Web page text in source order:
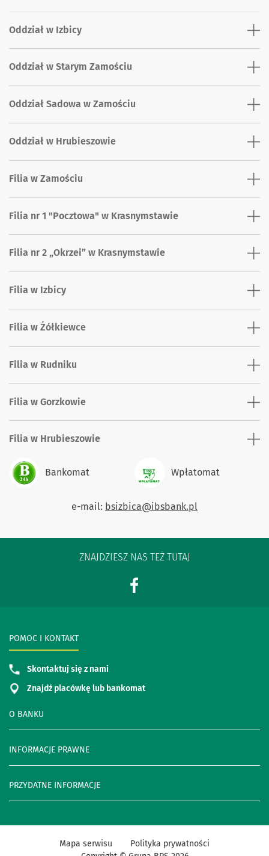
Oddział w Izbicy
Oddział w Starym Zamościu
Oddział Sadowa w Zamościu
Oddział w Hrubieszowie
Filia w Zamościu
Filia nr 1 "Pocztowa" w Krasnymstawie
Filia nr 2 „Okrzei” w Krasnymstawie
Filia w Izbicy
Filia w Żółkiewce
Filia w Rudniku
Filia w Gorzkowie
Filia w Hrubieszowie
Bankomat Wpłatomat
e-mail: bsizbica@ibsbank.pl
ZNAJDZIESZ NAS TEŻ TUTAJ
O BANKU
INFORMACJE PRAWNE
PRZYDATNE INFORMACJE
POMOC I KONTAKT
Skontaktuj się z nami
Znajdź placówkę lub bankomat
Mapa serwisu
Polityka prywatności